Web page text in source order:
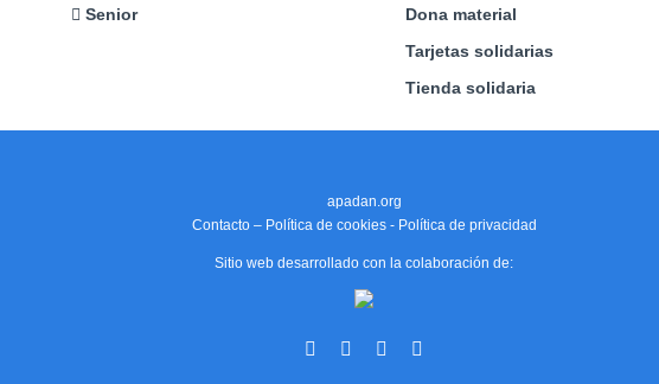
Senior
Dona material
Tarjetas solidarias
Tienda solidaria
apadan.org
Contacto– Política de cookies- Política de privacidad
Sitio web desarrollado con la colaboración de:
Facebook Instagram